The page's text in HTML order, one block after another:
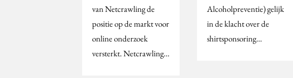
van Netcrawling de
positie op de markt voor
online onderzoek
versterkt. Netcrawling…
Alcoholpreventie) gelijk
in de klacht over de
shirtsponsoring…